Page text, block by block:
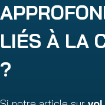
LIÉS À LA
?